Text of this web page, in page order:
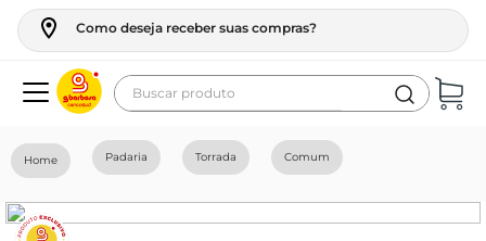
Como deseja receber suas compras?
Buscar produto
Padaria Torrada Comum
geladeira
maquina lavar